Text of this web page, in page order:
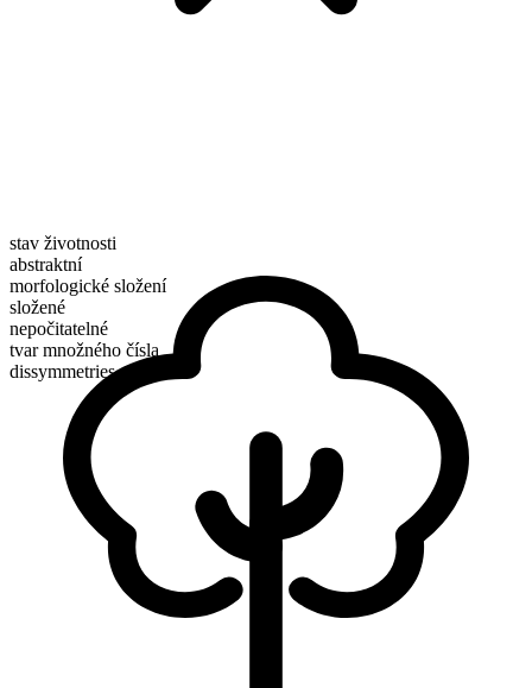
stav životnosti
abstraktní
morfologické složení
složené
nepočitatelné
tvar množného čísla
dissymmetries